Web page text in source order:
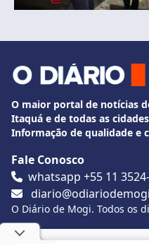
O maior portal de notícias
Itaquá e de todas as
Informação de qualidade e
Fale Conosco
whatsapp +55 11
O Diário de Mogi. Todos os